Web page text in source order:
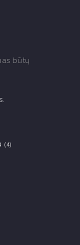
būtų
(4)